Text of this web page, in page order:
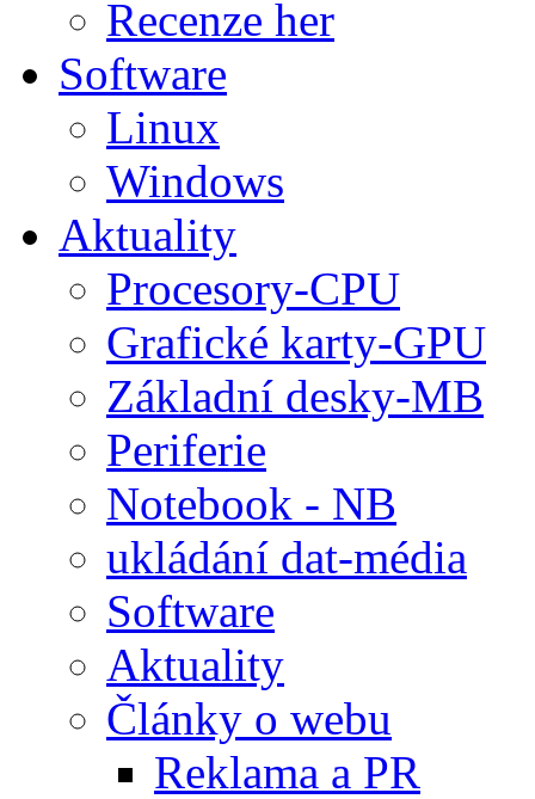
Recenze her
Software
Linux
Windows
Aktuality
Procesory-CPU
Grafické karty-GPU
Základní desky-MB
Periferie
Notebook - NB
ukládání dat-média
Software
Aktuality
Články o webu
Reklama a PR